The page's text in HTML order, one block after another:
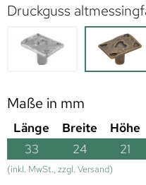
Druckguss
Maße in mm
Länge Breite Höhe
33
24 21
(inkl. MwSt., zzgl. Versand)